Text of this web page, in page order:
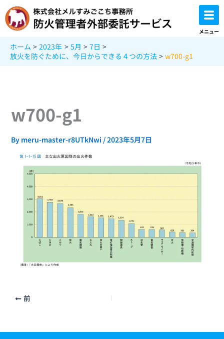
容
を
メニュー
ホーム 2023年 5月
7日
放火を防ぐために、今日からできる４つの方法
w700-g1
w700-g1
By meru-master-r8UTkNwi /2023年5月7日
前